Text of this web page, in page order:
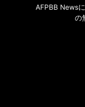
AFPBB News
の